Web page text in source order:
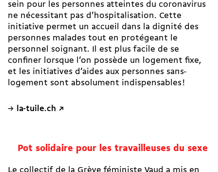
sein pour les personnes atteintes du coronavirus
ne nécessitant pas d’hospitalisation. Cette
initiative permet un accueil dans la dignité des
personnes malades tout en protégeant le
personnel soignant. Il est plus facile de se
confiner lorsque l’on possède un logement fixe,
et les initiatives d’aides aux personnes sans-
logement sont absolument indispensables !
la-tuile.ch ↗
Pot solidaire pour les travailleuses du sexe
Le collectif de la Grève féministe Vaud a mis en